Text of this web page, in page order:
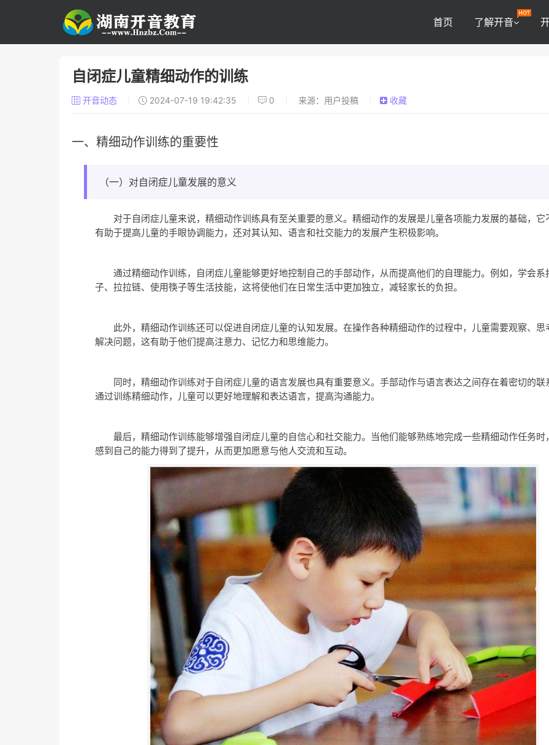
首页 了解开音
自闭症儿童精细动作的训练
开音动态 2024-07-19 19:42:35 0 来源：用户投稿 收藏
一、精细动作训练的重要性
（一）对自闭症儿童发展的意义
对于自闭症儿童来说，精细动作训练具有至关重要的意义。精细动作的发展是儿童各项能力发展的基础，它
有助于提高儿童的手眼协调能力，还对其认知、语言和社交能力的发展产生积极影响。
通过精细动作训练，自闭症儿童能够更好地控制自己的手部动作，从而提高他们的自理能力。例如，学会系
子、拉拉链、使用筷子等生活技能，这将使他们在日常生活中更加独立，减轻家长的负担。
此外，精细动作训练还可以促进自闭症儿童的认知发展。在操作各种精细动作的过程中，儿童需要观察、思
解决问题，这有助于他们提高注意力、记忆力和思维能力。
同时，精细动作训练对于自闭症儿童的语言发展也具有重要意义。手部动作与语言表达之间存在着密切的联
通过训练精细动作，儿童可以更好地理解和表达语言，提高沟通能力。
最后，精细动作训练能够增强自闭症儿童的自信心和社交能力。当他们能够熟练地完成一些精细动作任务时
感到自己的能力得到了提升，从而更加愿意与他人交流和互动。